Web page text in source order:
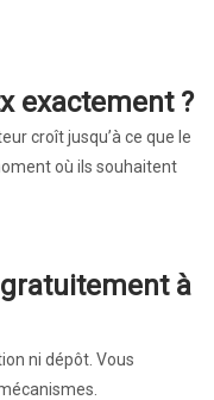
exactement ?
croît jusqu’à ce que le
où ils souhaitent
à
ni dépôt. Vous